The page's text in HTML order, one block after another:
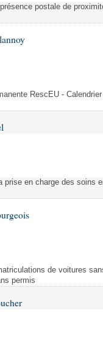
postale de
RescEU -
en charge des soins
de voitures
permis